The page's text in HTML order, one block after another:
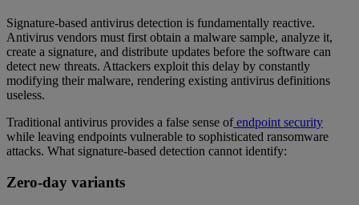
Signature-based antivirus detection is fundamentally reactive.
Antivirus vendors must first obtain a malware sample, analyze it,
create a signature, and distribute updates before the software can
detect new threats. Attackers exploit this delay by constantly
modifying their malware, rendering existing antivirus definitions
useless.
Traditional antivirus provides a false sense ofendpoint security
while leaving endpoints vulnerable to sophisticated ransomware
attacks. What signature-based detection cannot identify:
Zero-day variants